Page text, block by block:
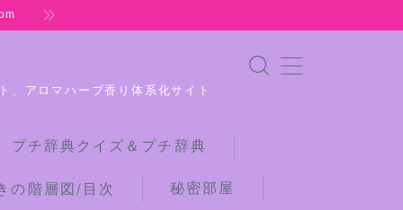
、アロマハーブ香り体系化サイト
チ辞典クイズ＆プチ辞典
の階層図/目次 秘密部屋